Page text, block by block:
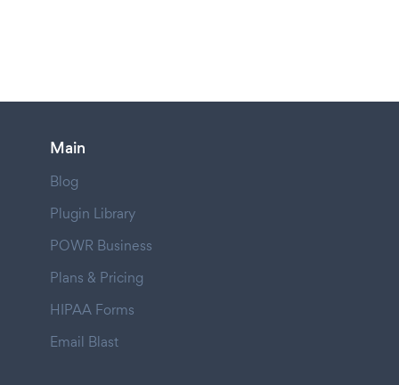
Main
Blog
Plugin Library
POWR Business
Plans & Pricing
HIPAA Forms
Email Blast